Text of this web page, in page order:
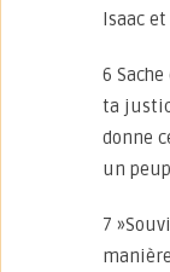
Isaac et
6
ta
donne
un
7